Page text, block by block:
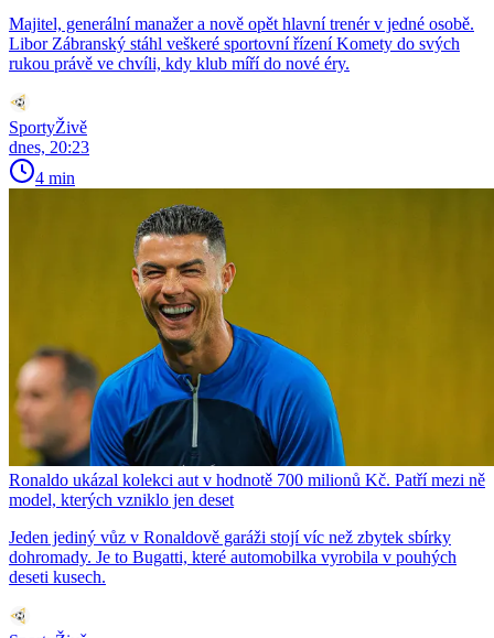
Majitel, generální manažer a nově opět hlavní trenér v jedné osobě.
Libor Zábranský stáhl veškeré sportovní řízení Komety do svých
rukou právě ve chvíli, kdy klub míří do nové éry.
SportyŽivě
dnes, 20:23
4 min
Ronaldo ukázal kolekci aut v hodnotě 700 milionů Kč. Patří mezi ně
model, kterých vzniklo jen deset
Jeden jediný vůz v Ronaldově garáži stojí víc než zbytek sbírky
dohromady. Je to Bugatti, které automobilka vyrobila v pouhých
deseti kusech.